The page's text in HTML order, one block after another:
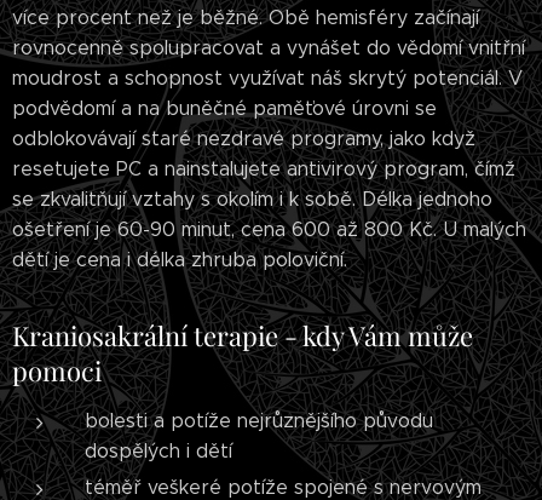
více procent než je běžné. Obě hemisféry začínají
rovnocenně spolupracovat a vynášet do vědomí vnitřní
moudrost a schopnost využívat náš skrytý potenciál. V
podvědomí a na buněčné paměťové úrovni se
odblokovávají staré nezdravé programy, jako když
resetujete PC a nainstalujete antivirový program, čímž
se zkvalitňují vztahy s okolím i k sobě. Délka jednoho
ošetření je 60-90 minut, cena 600 až 800 Kč. U malých
dětí je cena i délka zhruba poloviční.
Kraniosakrální terapie - kdy Vám může
pomoci
bolesti a potíže nejrůznějšího původu
dospělých i dětí
téměř veškeré potíže spojené s nervovým